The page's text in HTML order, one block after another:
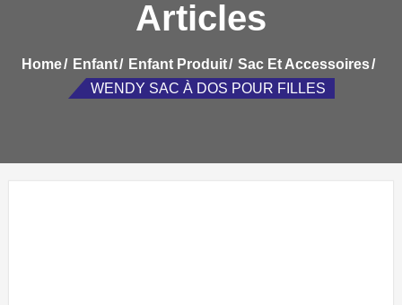
Articles
Home Enfant Enfant Produit
Sac Et Accessoires
WENDY SAC À DOS POUR FILLES